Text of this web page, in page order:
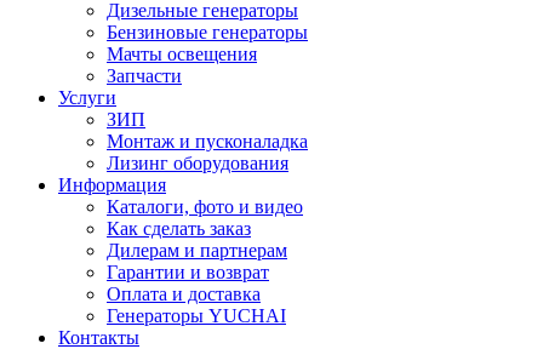
Дизельные генераторы
Бензиновые генераторы
Мачты освещения
Запчасти
Услуги
ЗИП
Монтаж и пусконаладка
Лизинг оборудования
Информация
Каталоги, фото и видео
Как сделать заказ
Дилерам и партнерам
Гарантии и возврат
Оплата и доставка
Генераторы YUCHAI
Контакты